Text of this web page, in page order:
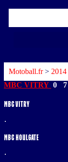
Motoball.fr> 2014
MBC VITRY 0 7
MBC VITRY
MBC HOULGATE